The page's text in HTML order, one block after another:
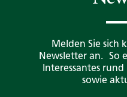
Melden Sie sich
Newsletter an. So
Interessantes
sowie